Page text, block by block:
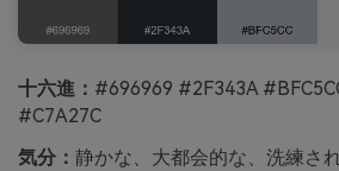
十六進： #696969 #2F343A
#C7A27C
気分： 静かな、大都会的な、洗練さ